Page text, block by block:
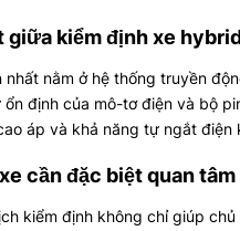
giữa kiểm định xe
nhất nằm ở hệ thống truyền
ổn định của mô-tơ điện và bộ
áp và khả năng tự ngắt
cần đặc biệt quan
kiểm định không chỉ giúp